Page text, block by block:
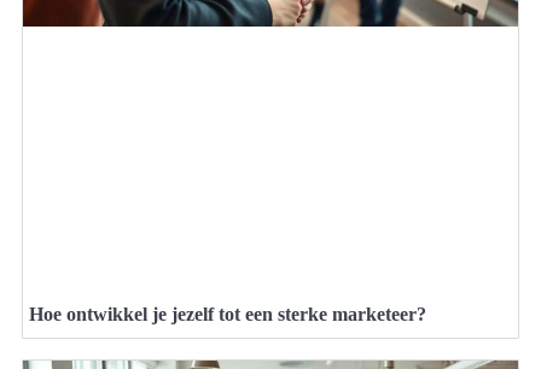
Hoe ontwikkel je jezelf tot een sterke marketeer?